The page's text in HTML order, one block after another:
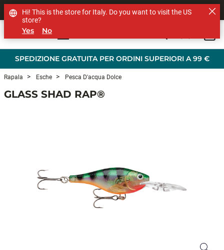
SPEDIZIONE GRATUITA PER ORDINI SUPERIORI A 99 €
SHOP OTHER BRANDS
Rapala Esche Pesca D'acqua Dolce
GLASS SHAD RAP®
Hi! This is the store for Italy. Do you want to visit the US
store?
Yes No